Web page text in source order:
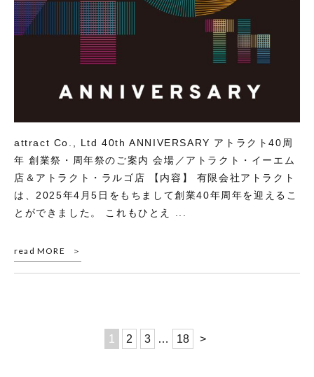
attract Co., Ltd 40th ANNIVERSARY アトラクト40周
年 創業祭・周年祭のご案内 会場／アトラクト・イーエム
店＆アトラクト・ラルゴ店 【内容】 有限会社アトラクト
は、2025年4月5日をもちまして創業40年周年を迎えるこ
とができました。 これもひとえ ...
read MORE
1 2 3 … 18 >